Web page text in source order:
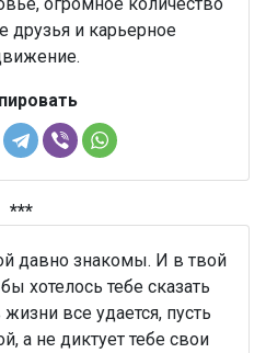
друзья и карьерное
***
давно знакомы. И в твой
хотелось тебе сказать
все удается, пусть
а не диктует тебе свои